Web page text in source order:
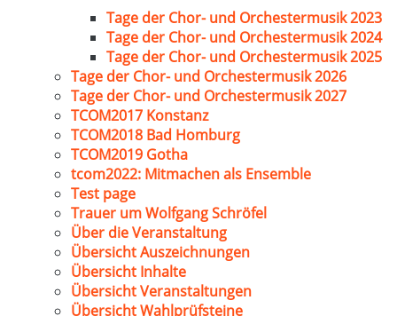
Tage der Chor- und Orchestermusik 2023
Tage der Chor- und Orchestermusik 2024
Tage der Chor- und Orchestermusik 2025
Tage der Chor- und Orchestermusik 2026
Tage der Chor- und Orchestermusik 2027
TCOM2017 Konstanz
TCOM2018 Bad Homburg
TCOM2019 Gotha
tcom2022: Mitmachen als Ensemble
Test page
Trauer um Wolfgang Schröfel
Über die Veranstaltung
Übersicht Auszeichnungen
Übersicht Inhalte
Übersicht Veranstaltungen
Übersicht Wahlprüfsteine